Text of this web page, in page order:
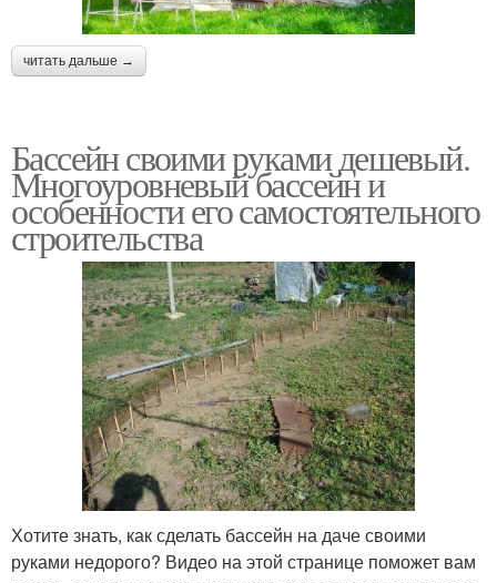
читать дальше →
Бассейн своими руками дешевый.
Многоуровневый бассейн и
особенности его самостоятельного
строительства
Хотите знать, как сделать бассейн на даче своими
руками недорого? Видео на этой странице поможет вам